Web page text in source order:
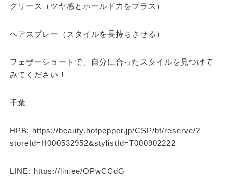
グリース（ツヤ感とホールド力をプラス）
ヘアスプレー（スタイルを長持ちさせる）
フェザーショートで、自分に合ったスタイルを見つけて
みてください！
千葉
HPB: https://beauty.hotpepper.jp/CSP/bt/reserve/?
storeId=H000532952&stylistId=T000902222
LINE: https://lin.ee/OPwCCdG